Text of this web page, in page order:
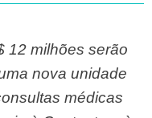
nova unidade
médicas